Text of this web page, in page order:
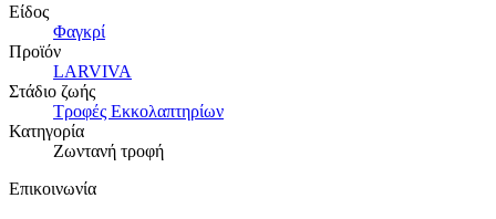
Είδος
Φαγκρί
Προϊόν
LARVIVA
Στάδιο ζωής
Τροφές Εκκολαπτηρίων
Κατηγορία
Ζωντανή τροφή
Επικοινωνία